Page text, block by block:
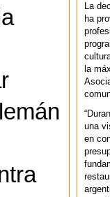
La
ha
la
una
en